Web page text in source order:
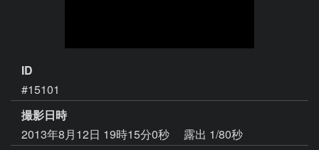
ID
#15101
撮影日時
2013年8月12日 19時15分0秒
露出 1/80秒